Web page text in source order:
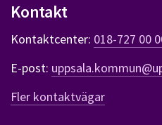
n
t
r
ö
Kontakt
Kontaktcenter: 018-727 00
E-post:
Fler kontaktvägar